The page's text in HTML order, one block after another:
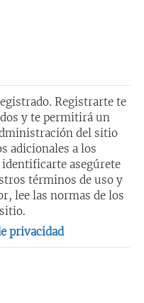
Registrarte te
y te permitirá un
del sitio
adicionales a los
asegúrete
términos de uso y
lee las normas de los
privacidad